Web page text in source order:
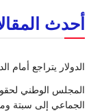
أحدث
الدولار يتراجع أمام الدرهم
المجلس الوطني
الجماعي إلى سبتة